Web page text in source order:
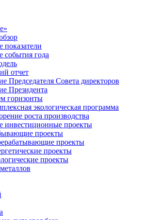
события года
отчет
Председателя Совета директоров
Президента
горизонты
экологическая программа
роста производства
инвестиционные проекты
проекты
проекты
проекты
проекты